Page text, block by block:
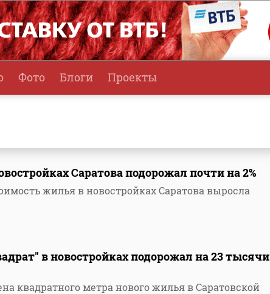
Фото Блоги Проекты
Саратова подорожал почти на 2%
жилья в новостройках Саратова выросла
в новостройках подорожал на 23 тысячи
квадратного метра нового жилья в Саратовской